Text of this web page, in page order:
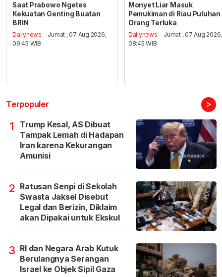
Saat Prabowo Ngetes
Kekuatan Genting Buatan
BRIN
Dailynews - Jumat , 07 Aug 2026,
09:45 WIB
Monyet Liar Masuk
Pemukiman di Riau Puluhan
Orang Terluka
Dailynews - Jumat , 07 Aug 2026,
08:45 WIB
Terpopuler >
1
Trump Kesal, AS Dibuat
Tampak Lemah di Hadapan
Iran karena Kekurangan
Amunisi
2 Ratusan Senpi di Sekolah
Swasta Jaksel Disebut
Legal dan Berizin, Diklaim
akan Dipakai untuk Ekskul
3 RI dan Negara Arab Kutuk
Berulangnya Serangan
Israel ke Objek Sipil Gaza